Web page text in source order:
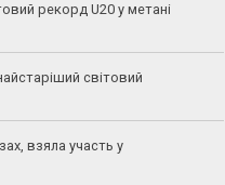
рекорд U20 у метані
світовий
взяла участь у